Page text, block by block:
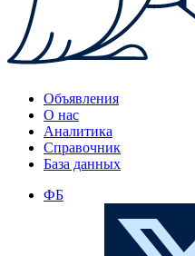
Объявления
О нас
Аналитика
Справочник
База данных
ФБ